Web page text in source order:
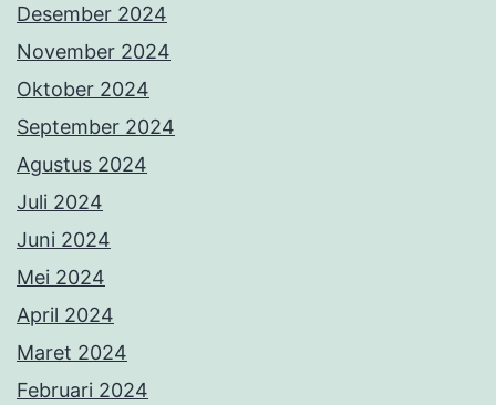
Desember 2024
November 2024
Oktober 2024
September 2024
Agustus 2024
Juli 2024
Juni 2024
Mei 2024
April 2024
Maret 2024
Februari 2024